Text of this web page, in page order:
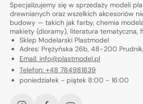
Specjalizujemy się w sprzedaży modeli
drewnianych oraz wszelkich akcesoriów
budowy — takich jak farby, chemia
makiety (dioramy), literatura tematyczna,
Sklep Modelarski Plastmodel
Adres: Prężyńska 26b, 48-200
Email: info@plastmodel.pl
Telefon: +48 784981839
poniedziałek - piątek 8:00 - 16:00